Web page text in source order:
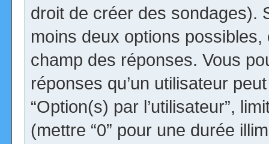
droit de créer des sondages).
moins deux options
champ des réponses. Vous
réponses qu’un utilisateur
“Option(s) par l’utilisateur”,
(mettre “0” pour une durée